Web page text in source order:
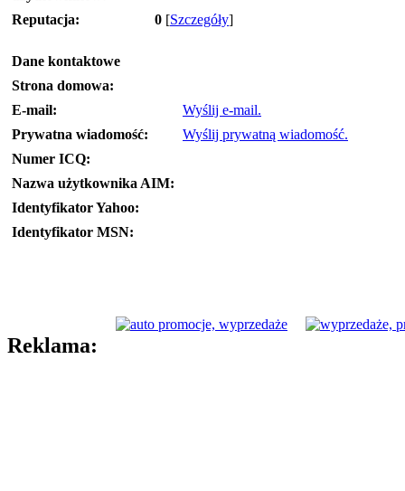
Reputacja: 0 [Szczegóły]
Dane kontaktowe
Strona domowa:
E-mail:
Wyślij e-mail.
Prywatna wiadomość:
Wyślij prywatną wiadomość.
Numer ICQ:
Nazwa użytkownika AIM:
Identyfikator Yahoo:
Identyfikator MSN:
Reklama: